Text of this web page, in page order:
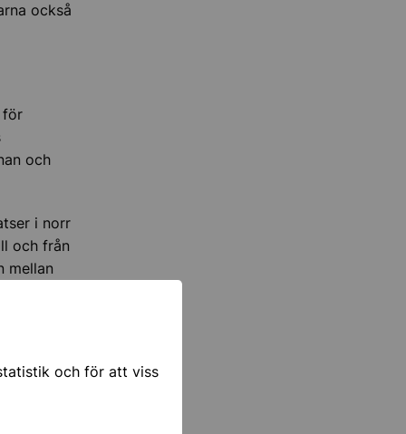
och för att viss
också
för
och
i norr
och från
mellan